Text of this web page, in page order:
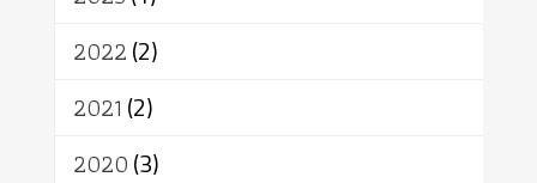
เทคโนโลยี
สิทธิ
พุทธบริษัท
อัตถะ
เทวดา
2022(2)
2021 (2)
2020(3)